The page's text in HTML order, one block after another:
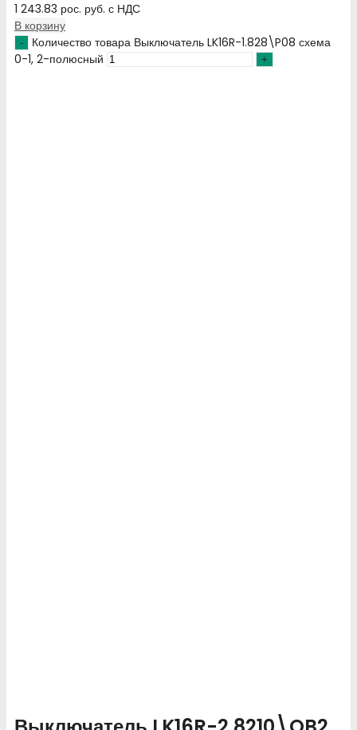
1 243.83 рос. руб. с НДС
В корзину
Количество товара Выключатель LK16R-1.828\P08 схема
0-1, 2-полюсный